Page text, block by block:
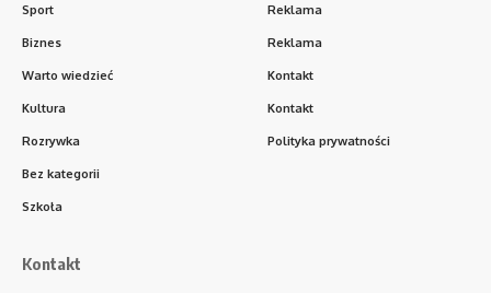
Sport
Biznes
Warto wiedzieć
Kultura
Rozrywka
Bez kategorii
Szkoła
Reklama
Reklama
Kontakt
Kontakt
Polityka prywatności
Kontakt